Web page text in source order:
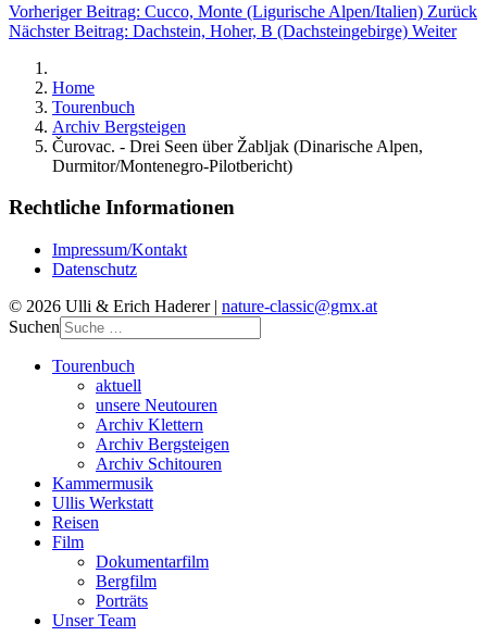
Vorheriger Beitrag: Cucco, Monte (Ligurische Alpen/Italien) Zurück
Nächster Beitrag: Dachstein, Hoher, B (Dachsteingebirge) Weiter
Home
Tourenbuch
Archiv Bergsteigen
Čurovac. - Drei Seen über Žabljak (Dinarische Alpen,
Durmitor/Montenegro-Pilotbericht)
Rechtliche Informationen
Impressum/Kontakt
Datenschutz
© 2026 Ulli & Erich Haderer | nature-classic@gmx.at
Suchen
Tourenbuch
aktuell
unsere Neutouren
Archiv Klettern
Archiv Bergsteigen
Archiv Schitouren
Kammermusik
Ullis Werkstatt
Reisen
Film
Dokumentarfilm
Bergfilm
Porträts
Unser Team